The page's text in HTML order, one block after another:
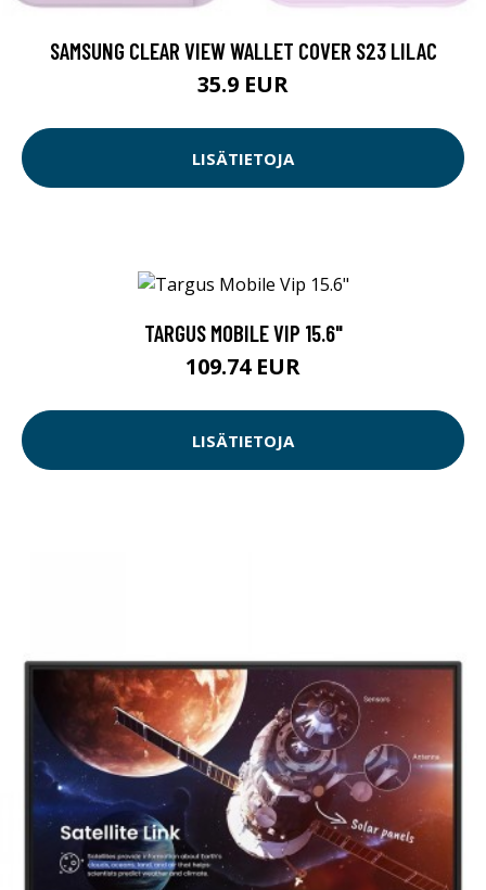
SAMSUNG CLEAR VIEW WALLET COVER S23 LILAC
35.9 EUR
LISÄTIETOJA
TARGUS MOBILE VIP 15.6"
109.74 EUR
LISÄTIETOJA